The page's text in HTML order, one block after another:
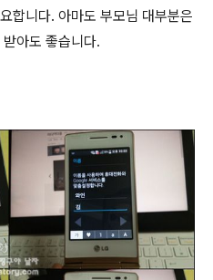
합니다. 아마도 부모님 대부분은
아도 좋습니다.